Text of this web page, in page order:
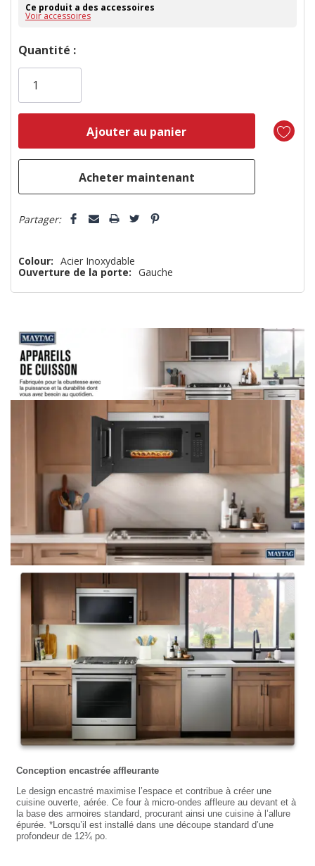
Ce produit a des accessoires
Voir accessoires
Dépêchez-
vous!
plus
Quantité :
Partager:
Colour: Acier Inoxydable
Ouverture de la porte: Gauche